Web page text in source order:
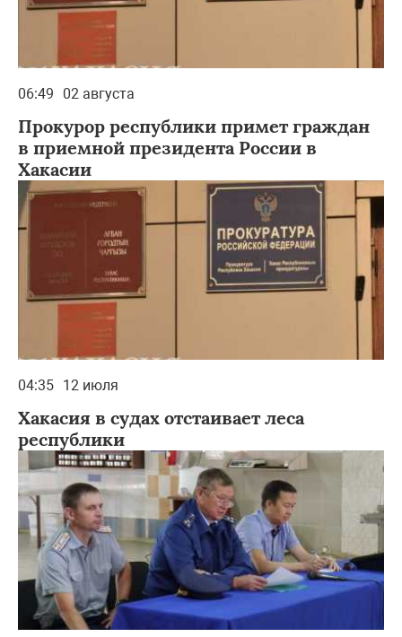
06:49 02 августа
Прокурор республики примет граждан
в приемной президента России в
Хакасии
04:35 12 июля
Хакасия в судах отстаивает леса
республики